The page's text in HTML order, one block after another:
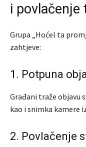
i povlačenje
Grupa „Hoćel ta
zahtjeve:
1. Potpuna
Građani traže objavu
kao i snimka kamere
2. Povlačenje